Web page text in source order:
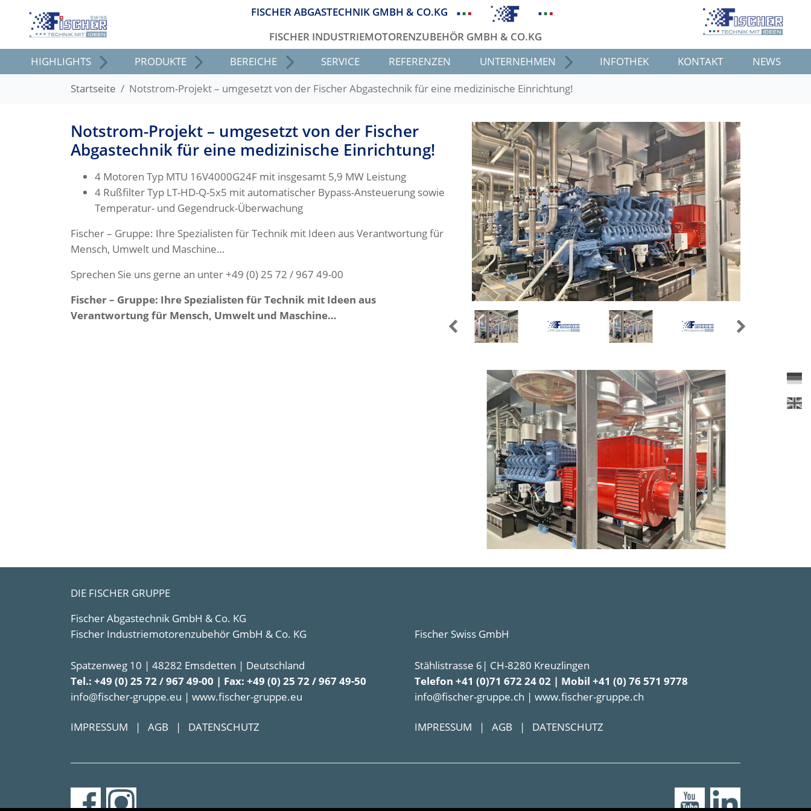
FISCHER ABGASTECHNIK GMBH & CO.KG
FISCHER INDUSTRIEMOTORENZUBEHÖR GMBH & CO.KG
HIGHLIGHTS
PRODUKTE BEREICHE SERVICE REFERENZEN UNTERNEHMEN INFOTHEK KONTAKT
NEWS
Startseite
Notstrom-Projekt – umgesetzt von der Fischer Abgastechnik für eine medizinische Einrichtung!
Notstrom-Projekt – umgesetzt von der Fischer
Abgastechnik für eine medizinische Einrichtung!
4 Motoren Typ MTU 16V4000G24F mit insgesamt 5,9 MW Leistung
4 Rußfilter Typ LT-HD-Q-5x5 mit automatischer Bypass-Ansteuerung sowie
Temperatur- und Gegendruck-Überwachung
Fischer – Gruppe: Ihre Spezialisten für Technik mit Ideen aus Verantwortung für
Mensch, Umwelt und Maschine…
Sprechen Sie uns gerne an unter +49 (0) 25 72 / 967 49-00
Fischer – Gruppe: Ihre Spezialisten für Technik mit Ideen aus
Verantwortung für Mensch, Umwelt und Maschine…
DIE FISCHER GRUPPE
Fischer Abgastechnik GmbH & Co. KG
Fischer Industriemotorenzubehör GmbH & Co. KG
Spatzenweg 10 | 48282 Emsdetten | Deutschland
Tel.: +49 (0) 25 72 / 967 49-00 | Fax: +49 (0) 25 72 / 967 49-50
info@fischer-gruppe.eu | www.fischer-gruppe.eu
IMPRESSUM | AGB | DATENSCHUTZ
Fischer Swiss GmbH
Stählistrasse 6| CH-8280 Kreuzlingen
Telefon +41 (0)71 672 24 02 | Mobil +41 (0) 76 571 9778
info@fischer-gruppe.ch | www.fischer-gruppe.ch
IMPRESSUM | AGB | DATENSCHUTZ